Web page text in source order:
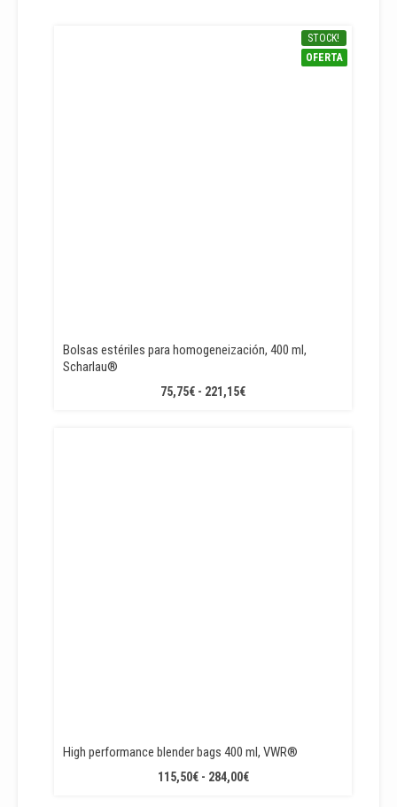
STOCK!
OFERTA
Bolsas estériles para homogeneización, 400 ml,
Scharlau®
75,75€ - 221,15€RANGO
High performance blender bags 400 ml, VWR®
115,50€ - 284,00€RANGO